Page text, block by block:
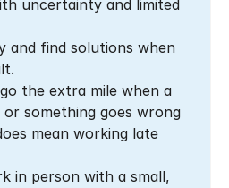
uncertainty and limited
and find solutions when
the extra mile when a
something goes wrong
mean working late
in person with a small,